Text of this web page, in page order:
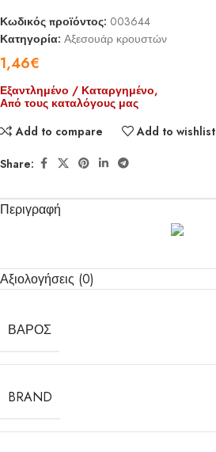
Κωδικός προϊόντος: 003644
Κατηγορία: Αξεσουάρ κρουστών
1,46€
Εξαντλημένο / Καταργημένο,
Από τους καταλόγους μας
Add to compare
Add to wishlist
Share:
Περιγραφή
Αξιολογήσεις (0)
ΒΆΡΟΣ
BRAND